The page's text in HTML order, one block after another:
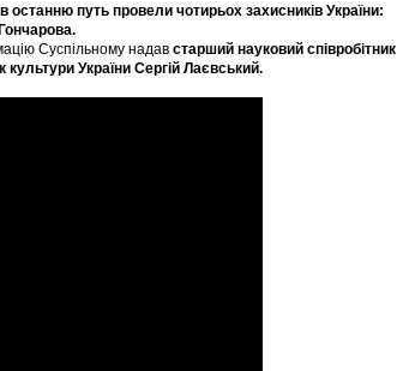
останню путь провели чотирьох захисників України:
Суспільному надав старший науковий співробітник
культури України Сергій Лаєвський.